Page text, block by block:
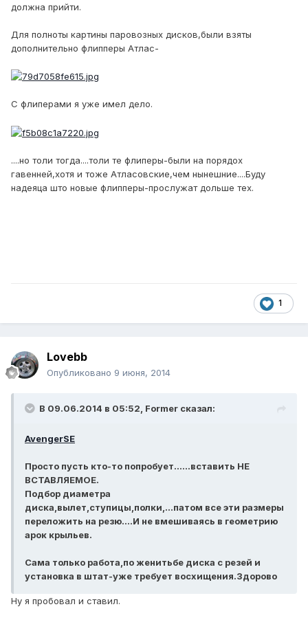
должна прийти.
Для полноты картины паровозных дисков,были взяты
дополнительно флипперы Атлас-
С флиперами я уже имел дело.
....но толи тогда....толи те флиперы-были на порядох
гавенней,хотя и тоже Атласовские,чем нынешние....Буду
надеяца што новые флипперы-прослужат дольше тех.
1
Lovebb
Опубликовано 9 июня, 2014
В 09.06.2014 в 05:52, Former сказал:
AvengerSE
Просто пусть кто-то попробует......вставить НЕ
ВСТАВЛЯЕМОЕ.
Подбор диаметра
диска,вылет,ступицы,полки,...патом все эти размеры
переложить на резю....И не вмешиваясь в геометрию
арок крыльев.
Сама только работа,по женитьбе диска с резей и
установка в штат-уже требует восхищения.Здорово
Ну я пробовал и ставил.